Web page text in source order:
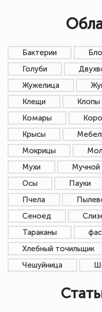
Бактерии
Голуби
Жужелица
Клещи
Клопы
Комары
Крысы
Мокрицы
Мухи
Мучной
Осы
Пауки
Пчела
Сеноед
Тараканы
Хлебный точильщик
Чешуйница